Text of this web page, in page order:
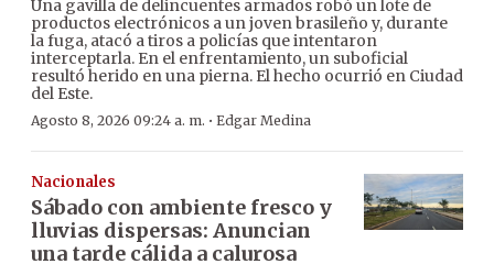
Una gavilla de delincuentes armados robó un lote de
productos electrónicos a un joven brasileño y, durante
la fuga, atacó a tiros a policías que intentaron
interceptarla. En el enfrentamiento, un suboficial
resultó herido en una pierna. El hecho ocurrió en Ciudad
del Este.
Agosto 8, 2026 09:24 a. m. · Edgar Medina
Nacionales
Sábado con ambiente fresco y
lluvias dispersas: Anuncian
una tarde cálida a calurosa